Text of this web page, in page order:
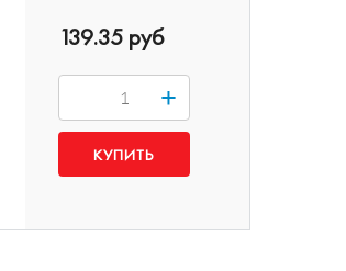
139.35 руб
+